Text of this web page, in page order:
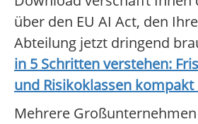
über den EU AI Act, den
Abteilung jetzt dringend
in 5 Schritten verstehen:
und Risikoklassen
Mehrere